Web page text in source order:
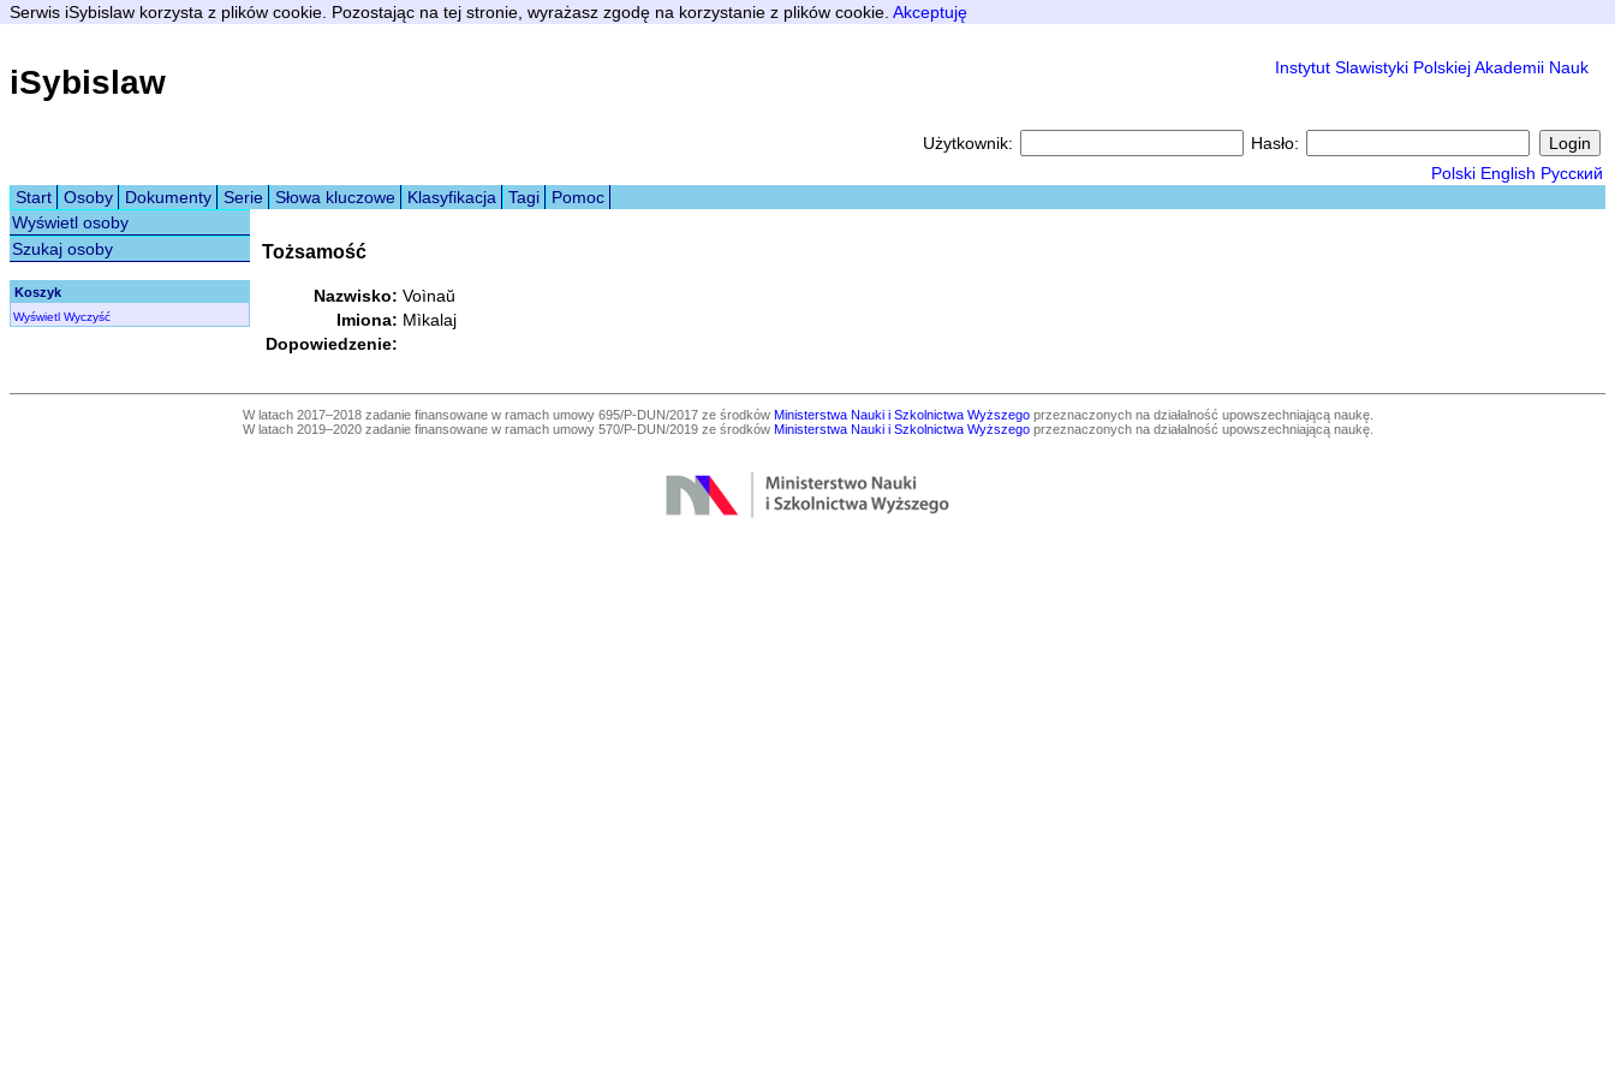
Serwis iSybislaw korzysta z plików cookie. Pozostając na tej stronie, wyrażasz zgodę na korzystanie z plików cookie. Akceptuję
iSybislaw Instytut Slawistyki Polskiej Akademii Nauk
Użytkownik:
Hasło:
Polski English Русский
Start
Osoby Dokumenty Serie Słowa kluczowe Klasyfikacja Tagi
Pomoc
Wyświetl osoby
Szukaj osoby
Koszyk
Wyświetl Wyczyść
Tożsamość
Nazwisko: Voìnaŭ
Imiona: Mìkalaj
Dopowiedzenie:
W latach 2017–2018 zadanie finansowane w ramach umowy 695/P-DUN/2017 ze środków Ministerstwa Nauki i Szkolnictwa Wyższegoprzeznaczonych na działalność upowszechniającą naukę.
W latach 2019–2020 zadanie finansowane w ramach umowy 570/P-DUN/2019 ze środków Ministerstwa Nauki i Szkolnictwa Wyższegoprzeznaczonych na działalność upowszechniającą naukę.